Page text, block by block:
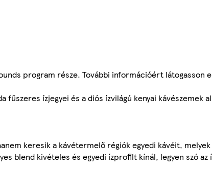
program része. További információért látogasson
ízjegyei és a diós ízvilágú kenyai kávészemek
keresik a kávétermelő régiók egyedi kávéit, melyek
blend kivételes és egyedi ízprofilt kínál, legyen szó az